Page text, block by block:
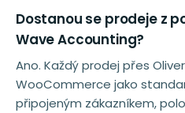
Dostanou se prodeje z
Wave Accounting?
Ano. Každý prodej přes
WooCommerce jako
připojeným zákazníkem,